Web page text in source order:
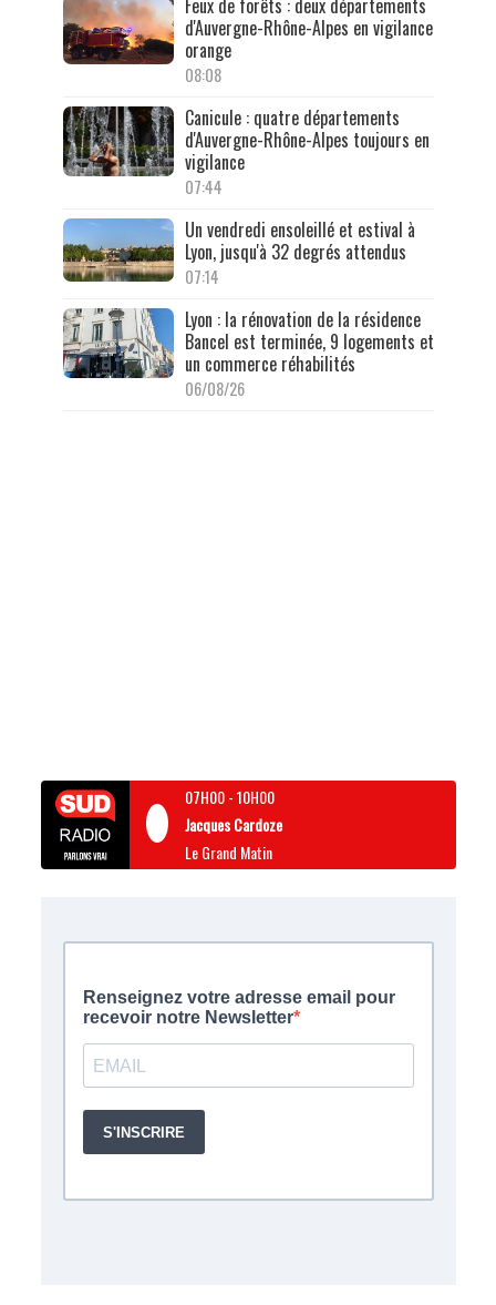
Feux de forêts : deux départements
d'Auvergne-Rhône-Alpes en vigilance
orange
08:08
Canicule : quatre départements
d'Auvergne-Rhône-Alpes toujours en
vigilance
07:44
Un vendredi ensoleillé et estival à
Lyon, jusqu'à 32 degrés attendus
07:14
Lyon : la rénovation de la résidence
Bancel est terminée, 9 logements et
un commerce réhabilités
06/08/26
07H00-10H00
Jacques Cardoze
Le Grand Matin